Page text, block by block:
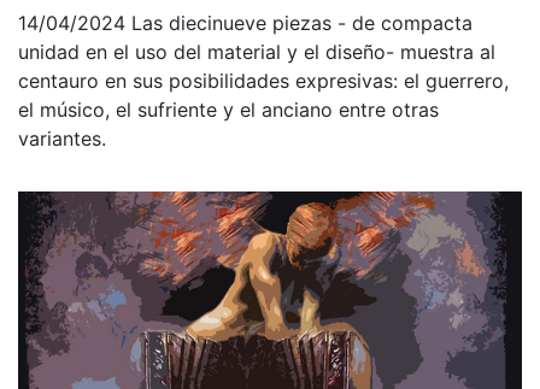
14/04/2024 Las diecinueve piezas - de compacta
unidad en el uso del material y el diseño- muestra al
centauro en sus posibilidades expresivas: el guerrero,
el músico, el sufriente y el anciano entre otras
variantes.